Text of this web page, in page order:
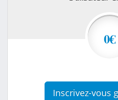
0€
Inscrivez-vous